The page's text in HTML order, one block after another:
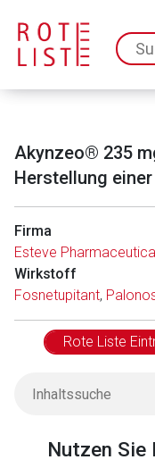
Akynzeo® 235
Herstellung
Firma
Esteve
Wirkstoff
Fosnetupitant,
Rote Liste
Nutzen Sie
Aufruf einer
Der von Ihnen
Seite. Für die